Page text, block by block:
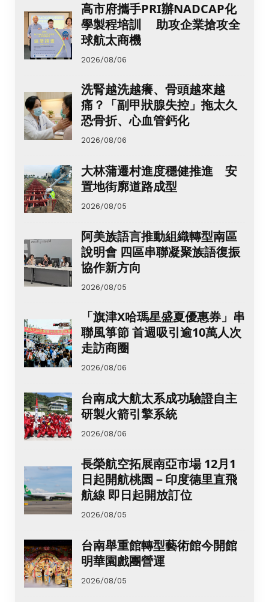
高市府攜手PRI辦NADCAP化
學製程培訓 助攻企業搶攻全
球航太商機
2026/08/06
洗腎越洗越癢、骨頭越來越
痛？「副甲狀腺失控」拖太久
恐骨折、心血管鈣化
2026/08/06
大林蒲遷村進度穩健推進 安
置地街廓道路成型
2026/08/05
阿美族語言推動組織轉型南區
說明會 四區串聯凝聚族語復振
協作新方向
2026/08/05
「旗津X哈瑪星盛夏優惠券」串
聯風箏節 首週吸引逾10萬人次
走訪商圈
2026/08/06
台南成大航太系成功驗證自主
研製火箭引擎系統
2026/08/06
長榮航空拓展南亞市場 12月1
日起開航桃園－印度德里直飛
航線 即日起開放訂位
2026/08/05
台南舉重館轉型藝術館今開館
明華園戲團營運
2026/08/05